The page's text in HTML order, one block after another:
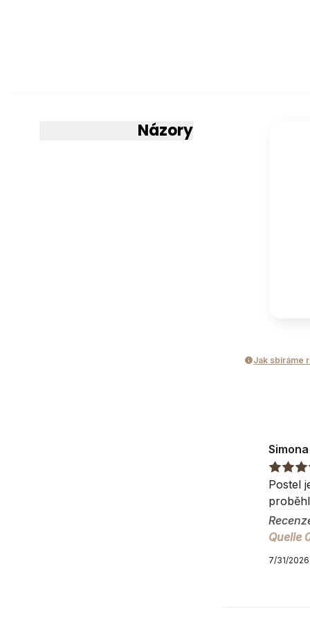
Montážní
Úložný prostor
Doplňkové
Zadní strana
Další modely ze
Doplňující
Přípustný rozdíl
Názory
Jak sbíráme
Postel
Quelle
7/31/2026